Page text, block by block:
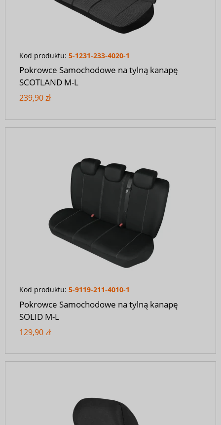
Kod produktu: 5-1231-233-4020-1
Pokrowce Samochodowe na tylną kanapę
SCOTLAND M-L
239,90 zł
Kod produktu: 5-9119-211-4010-1
Pokrowce Samochodowe na tylną kanapę
SOLID M-L
129,90 zł